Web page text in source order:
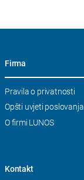
Firma
Skip
Pravila o privatnosti
Opšti uvjeti poslovanja
O firmi LUNOS
Kontakt